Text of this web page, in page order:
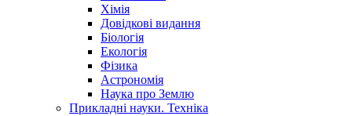
Хімія
Довідкові видання
Біологія
Екологія
Фізика
Астрономія
Наука про Землю
Прикладні науки. Техніка